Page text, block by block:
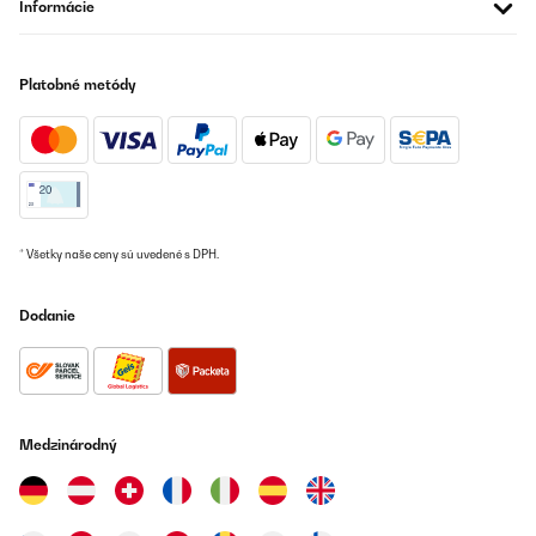
Il forno è ottimo per le prestazioni ma non riesco a capire come
provato con il tasto di accensione a tenerlo premuto più a lungo
Utente Amazon
Preložiť
Utente Amazon
Preložiť
Informácie
Platobné metódy
* Všetky naše ceny sú uvedené s DPH.
Dodanie
Medzinárodný